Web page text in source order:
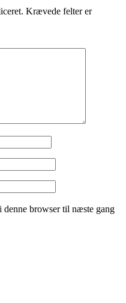
Krævede felter er
browser til næste gang